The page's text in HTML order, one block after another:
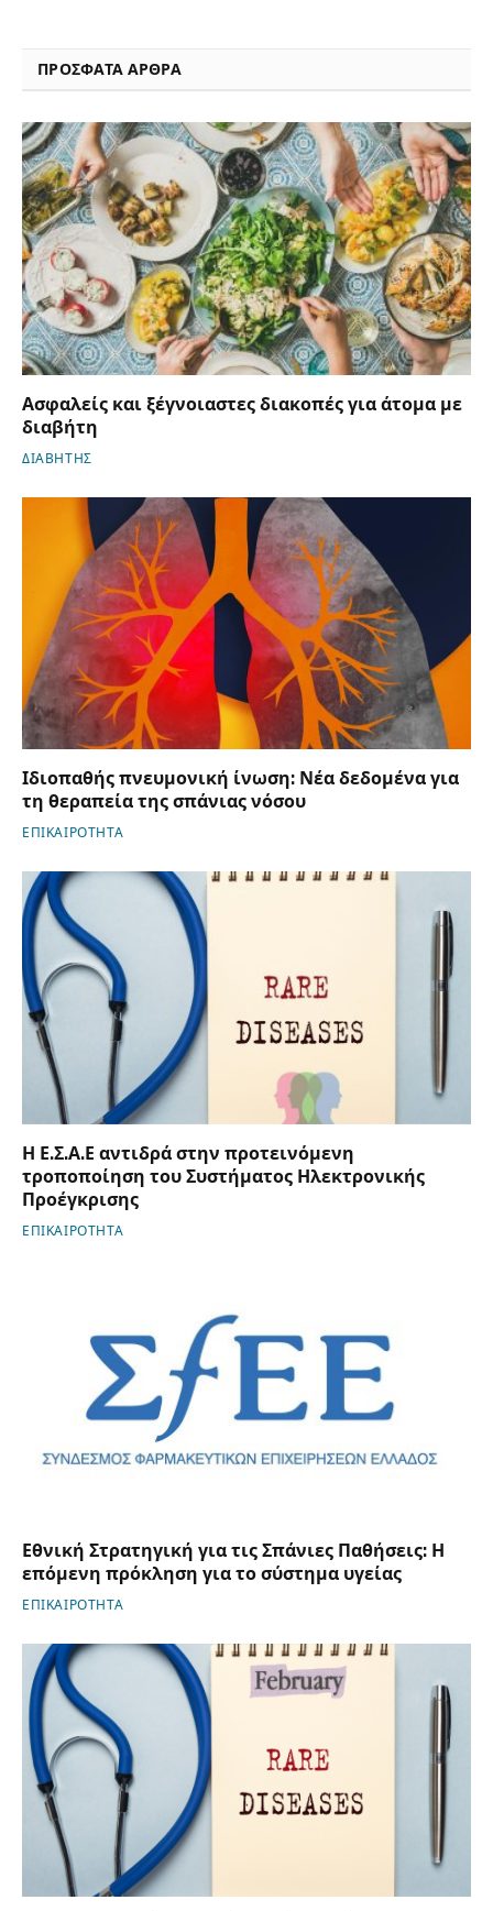
ΠΡΟΣΦΑΤΑ ΑΡΘΡΑ
Ασφαλείς και ξέγνοιαστες διακοπές για άτομα με
διαβήτη
ΔΙΑΒΗΤΗΣ
Ιδιοπαθής πνευμονική ίνωση: Νέα δεδομένα για
τη θεραπεία της σπάνιας νόσου
ΕΠΙΚΑΙΡΟΤΗΤΑ
Η Ε.Σ.Α.Ε αντιδρά στην προτεινόμενη
τροποποίηση του Συστήματος Ηλεκτρονικής
Προέγκρισης
ΕΠΙΚΑΙΡΟΤΗΤΑ
Εθνική Στρατηγική για τις Σπάνιες Παθήσεις: Η
επόμενη πρόκληση για το σύστημα υγείας
ΕΠΙΚΑΙΡΟΤΗΤΑ